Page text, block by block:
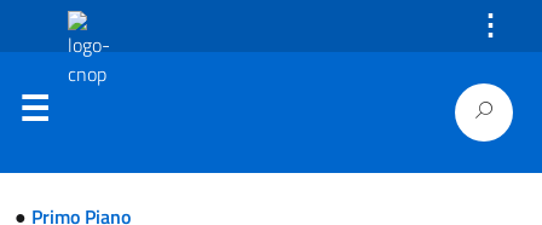
⋮
● Primo Piano